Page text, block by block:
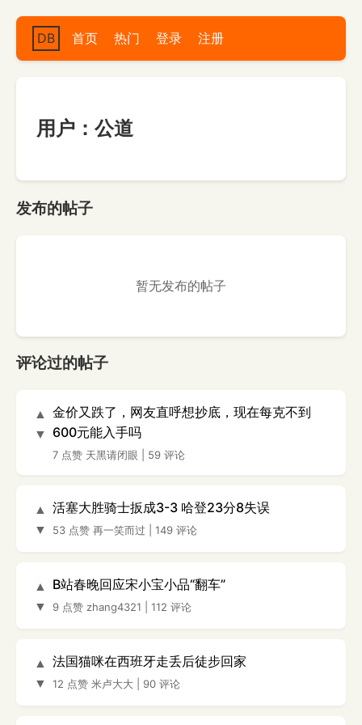
DB 首页 热门 登录 注册
用户：公道
发布的帖子
暂无发布的帖子
评论过的帖子
▲
▼
金价又跌了，网友直呼想抄底，现在每克不到
600元能入手吗
7 点赞 天黑请闭眼 59 评论
▲
▼
活塞大胜骑士扳成3-3 哈登23分8失误
53 点赞 再一笑而过 149 评论
▲
▼
B站春晚回应宋小宝小品“翻车”
9 点赞 zhang4321 112 评论
▲
▼
法国猫咪在西班牙走丢后徒步回家
12 点赞 米卢大大 90 评论